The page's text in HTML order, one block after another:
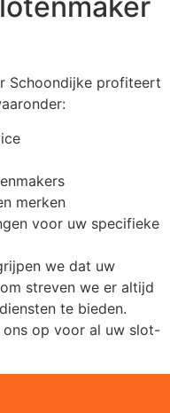
Schoondijke profiteert
merken
voor uw specifieke
we dat uw
streven we er altijd
te bieden.
op voor al uw slot-